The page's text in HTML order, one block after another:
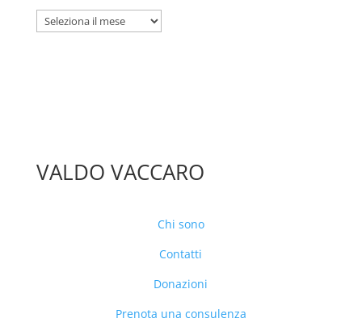
Archivio
Tesine
VALDO VACCARO
Chi sono
Contatti
Donazioni
Prenota una consulenza